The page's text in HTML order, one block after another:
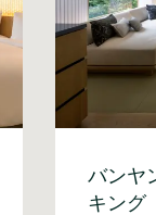
バンヤ
キング